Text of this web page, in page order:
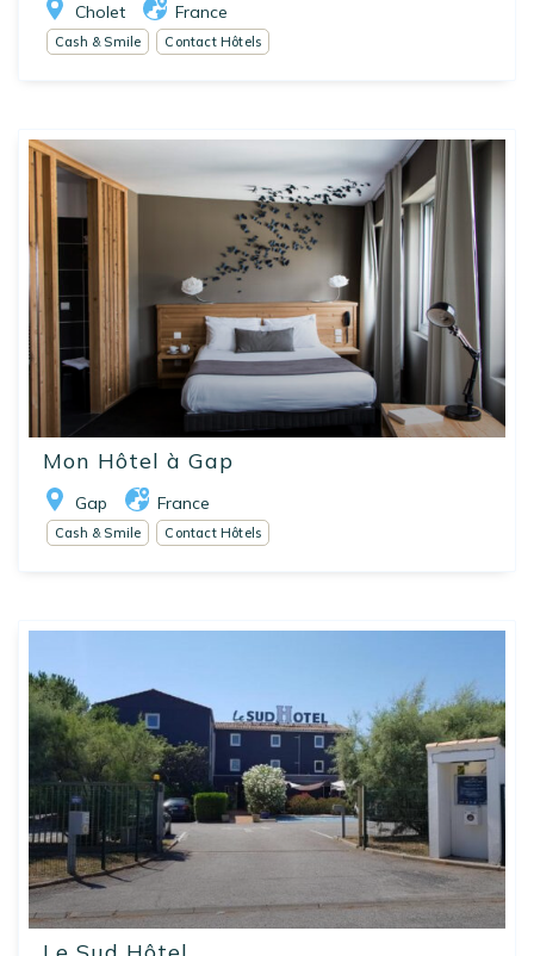
Cholet France
Cash & Smile Contact Hôtels
Mon Hôtel à Gap
Gap France
Cash & Smile Contact Hôtels